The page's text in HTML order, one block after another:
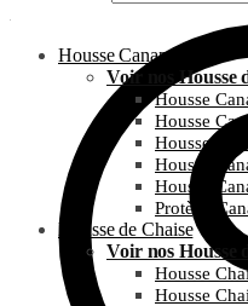
Housse Canapé
Voir nos Housse
Housse
Housse
Housse
Housse
Housse
Protège
Housse de Chaise
Voir nos Housse
Housse
Housse